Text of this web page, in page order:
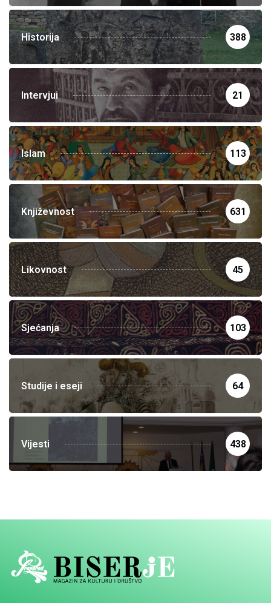
Historija 388
Intervjui 21
Islam 113
Književnost 631
Likovnost 45
Sjećanja 103
Studije i eseji 64
Vijesti 438